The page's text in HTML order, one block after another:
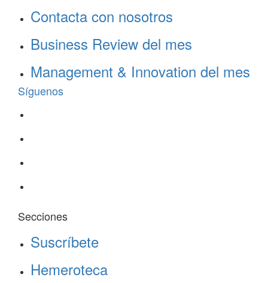
Contacta con nosotros
Business Review del mes
Management & Innovation del mes
Síguenos
Secciones
Suscríbete
Hemeroteca